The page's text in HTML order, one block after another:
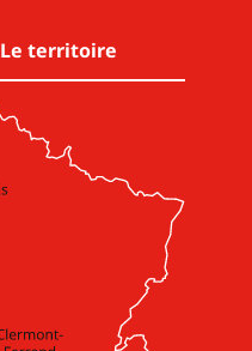
Le territoire